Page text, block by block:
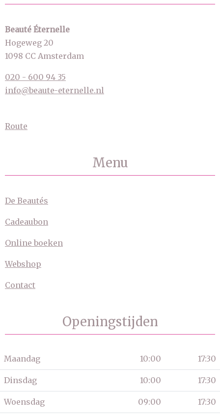
Beauté Éternelle
Hogeweg 20
1098 CC Amsterdam
020 - 600 94 35
info@beaute-eternelle.nl
Route
Menu
De Beautés
Cadeaubon
Online boeken
Webshop
Contact
Openingstijden
Maandag 10:00 17:30
Dinsdag 10:00 17:30
Woensdag 09:00 17:30